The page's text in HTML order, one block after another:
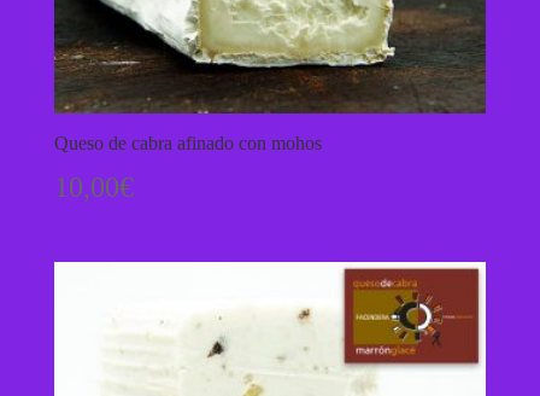
Queso de cabra afinado con mohos
10,00€